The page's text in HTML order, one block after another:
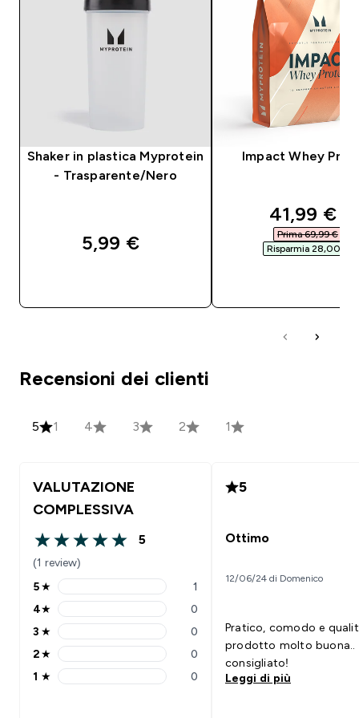
Shaker in plastica Myprotein
- Trasparente/Nero
5,99 €‎
Impact Whey
41,99 €‎
Prima 69,99 €‎
Risparmia 28,00 €‎
Recensioni dei clienti
5 1 4 3 2 1
VALUTAZIONE
COMPLESSIVA
5 out of 5 stars
5
(1 review)
5 stars rating 1 reviews
5★ 1
4 stars rating 0 reviews
4★ 0
3 stars rating 0 reviews
3 ★ 0
2 stars rating 0 reviews
2★ 0
1 stars rating 0 reviews
1 ★ 0
5
Ottimo
12/06/24 di Domenico
Pratico, comodo e
prodotto molto buona..
consigliato!
Leggi di più